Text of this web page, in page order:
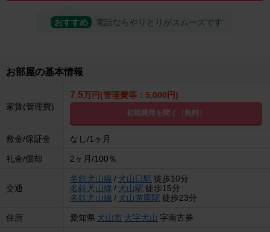
おすすめ 電話ならやりとりがスムーズです
お部屋の基本情報
家賃(管理費)
7.5万円(管理費等：5,000円)
初期費用を聞く（無料）
敷金/保証金 なし/1ヶ月
礼金/償却 2ヶ月/100％
交通
名鉄犬山線 / 犬山口駅 徒歩10分
名鉄犬山線 / 犬山駅 徒歩15分
名鉄犬山線 / 犬山遊園駅 徒歩23分
住所 愛知県 犬山市 大字犬山 字南古券